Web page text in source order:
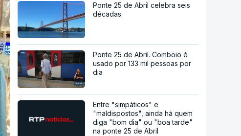
Ponte 25 de Abril celebra seis
décadas
Ponte 25 de Abril. Comboio é
usado por 133 mil pessoas por
dia
Entre "simpáticos" e
"maldispostos", ainda há quem
diga "bom dia" ou "boa tarde"
na ponte 25 de Abril